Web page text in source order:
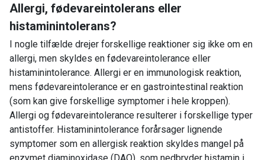
Allergi, fødevareintolerans eller
histaminintolerans?
I nogle tilfælde drejer forskellige reaktioner sig ikke om en
allergi, men skyldes en fødevareintolerance eller
histaminintolerance. Allergi er en immunologisk reaktion,
mens fødevareintolerance er en gastrointestinal reaktion
(som kan give forskellige symptomer i hele kroppen).
Allergi og fødevareintolerance resulterer i forskellige typer
antistoffer. Histaminintolerance forårsager lignende
symptomer som en allergisk reaktion skyldes mangel på